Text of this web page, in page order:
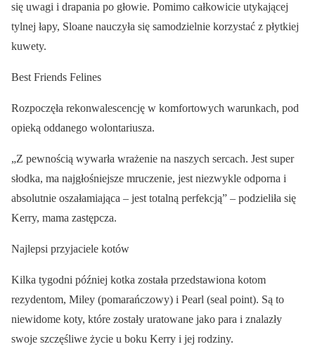
się uwagi i drapania po głowie. Pomimo całkowicie utykającej
tylnej łapy, Sloane nauczyła się samodzielnie korzystać z płytkiej
kuwety.
Best Friends Felines
Rozpoczęła rekonwalescencję w komfortowych warunkach, pod
opieką oddanego wolontariusza.
„Z pewnością wywarła wrażenie na naszych sercach. Jest super
słodka, ma najgłośniejsze mruczenie, jest niezwykle odporna i
absolutnie oszałamiająca – jest totalną perfekcją” – podzieliła się
Kerry, mama zastępcza.
Najlepsi przyjaciele kotów
Kilka tygodni później kotka została przedstawiona kotom
rezydentom, Miley (pomarańczowy) i Pearl (seal point). Są to
niewidome koty, które zostały uratowane jako para i znalazły
swoje szczęśliwe życie u boku Kerry i jej rodziny.